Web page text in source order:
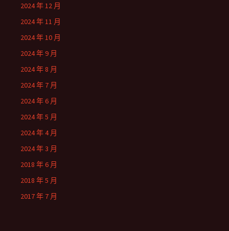
2024 年 12 月
2024 年 11 月
2024 年 10 月
2024 年 9 月
2024 年 8 月
2024 年 7 月
2024 年 6 月
2024 年 5 月
2024 年 4 月
2024 年 3 月
2018 年 6 月
2018 年 5 月
2017 年 7 月